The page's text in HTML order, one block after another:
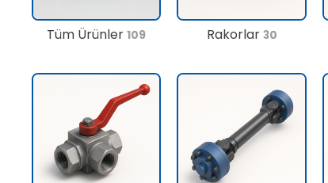
Tüm Ürünler109 Rakorlar 30